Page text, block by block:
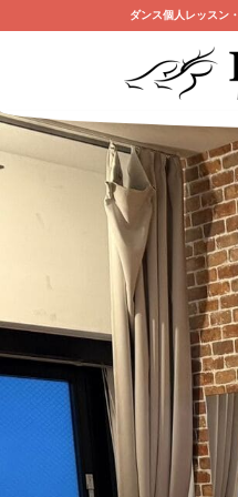
ダンス個人レッスン